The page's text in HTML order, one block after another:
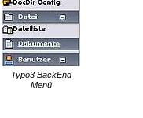
Typo3 BackEnd
Menü